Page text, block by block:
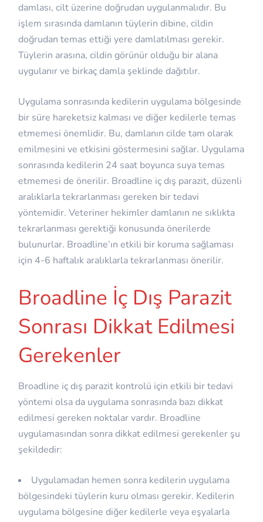
damlası, cilt üzerine doğrudan uygulanmalıdır. Bu
işlem sırasında damlanın tüylerin dibine, cildin
doğrudan temas ettiği yere damlatılması gerekir.
Tüylerin arasına, cildin görünür olduğu bir alana
uygulanır ve birkaç damla şeklinde dağıtılır.
Uygulama sonrasında kedilerin uygulama bölgesinde
bir süre hareketsiz kalması ve diğer kedilerle temas
etmemesi önemlidir. Bu, damlanın cilde tam olarak
emilmesini ve etkisini göstermesini sağlar. Uygulama
sonrasında kedilerin 24 saat boyunca suya temas
etmemesi de önerilir. Broadline iç dış parazit, düzenli
aralıklarla tekrarlanması gereken bir tedavi
yöntemidir. Veteriner hekimler damlanın ne sıklıkta
tekrarlanması gerektiği konusunda önerilerde
bulunurlar. Broadline’ın etkili bir koruma sağlaması
için 4-6 haftalık aralıklarla tekrarlanması önerilir.
Broadline İç Dış Parazit
Sonrası Dikkat Edilmesi
Gerekenler
Broadline iç dış parazit kontrolü için etkili bir tedavi
yöntemi olsa da uygulama sonrasında bazı dikkat
edilmesi gereken noktalar vardır. Broadline
uygulamasından sonra dikkat edilmesi gerekenler şu
şekildedir:
Uygulamadan hemen sonra kedilerin uygulama
bölgesindeki tüylerin kuru olması gerekir. Kedilerin
uygulama bölgesine diğer kedilerle veya eşyalarla